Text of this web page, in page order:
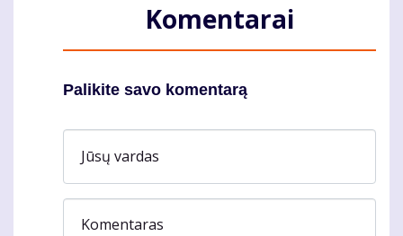
Komentarai
Palikite savo komentarą
Jūsų vardas
Komentaras